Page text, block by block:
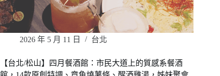
2026 年 5 月 11 日 台北
【台北/松山】四月餐酒館：市民大道上的質感系餐酒